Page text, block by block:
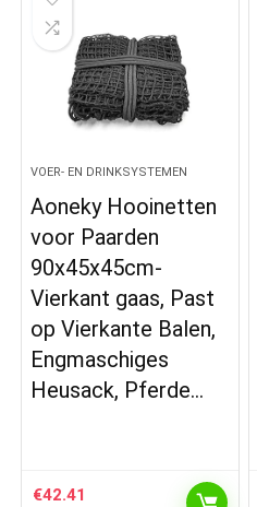
VOER- EN DRINKSYSTEMEN
Aoneky Hooinetten
voor Paarden
90x45x45cm-
Vierkant gaas, Past
op Vierkante Balen,
Engmaschiges
Heusack, Pferde…
€42.41